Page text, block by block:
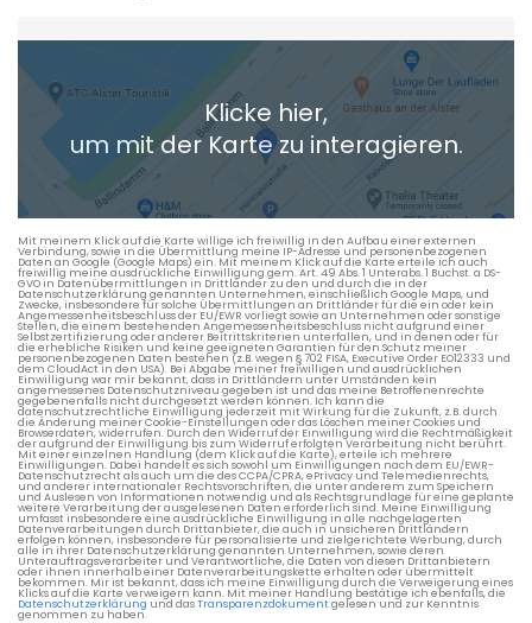
Heimatadresse oder Wunschort
+ Aktuellen Standort hinzufügen
Die berechneten Anreisezeiten basieren auf den
Verkehrsdaten eines typischen Dienstag morgens um 8:30.
Klicke hier,
um mit der Karte zu interagieren.
Mit meinem Klick auf die Karte willige ich freiwillig in den Aufbau einer externen
Verbindung, sowie in die Übermittlung meine IP-Adresse und personenbezogenen
Daten an Google (Google Maps) ein. Mit meinem Klick auf die Karte erteile ich auch
freiwillig meine ausdrückliche Einwilligung gem. Art. 49 Abs. 1 Unterabs. 1 Buchst. a DS-
GVO in Datenübermittlungen in Drittländer zu den und durch die in der
Datenschutzerklärung genannten Unternehmen, einschließlich Google Maps, und
Zwecke, insbesondere für solche Übermittlungen an Drittländer für die ein oder kein
Angemessenheitsbeschluss der EU/EWR vorliegt sowie an Unternehmen oder sonstige
Stellen, die einem bestehenden Angemessenheitsbeschluss nicht aufgrund einer
Selbstzertifizierung oder anderer Beitrittskriterien unterfallen, und in denen oder für
die erhebliche Risiken und keine geeigneten Garantien für den Schutz meiner
personenbezogenen Daten bestehen (z.B. wegen § 702 FISA, Executive Order EO12333 und
dem CloudAct in den USA). Bei Abgabe meiner freiwilligen und ausdrücklichen
Einwilligung war mir bekannt, dass in Drittländern unter Umständen kein
angemessenes Datenschutzniveau gegeben ist und das meine Betroffenenrechte
gegebenenfalls nicht durchgesetzt werden können. Ich kann die
datenschutzrechtliche Einwilligung jederzeit mit Wirkung für die Zukunft, z.B. durch
die Änderung meiner Cookie-Einstellungen oder das Löschen meiner Cookies und
Browserdaten, widerrufen. Durch den Widerruf der Einwilligung wird die Rechtmäßigkeit
der aufgrund der Einwilligung bis zum Widerruf erfolgten Verarbeitung nicht berührt.
Mit einer einzelnen Handlung (dem Klick auf die Karte), erteile ich mehrere
Einwilligungen. Dabei handelt es sich sowohl um Einwilligungen nach dem EU/EWR-
Datenschutzrecht als auch um die des CCPA/CPRA, ePrivacy und Telemedienrechts,
und anderer internationaler Rechtsvorschriften, die unter anderem zum Speichern
und Auslesen von Informationen notwendig und als Rechtsgrundlage für eine geplante
weitere Verarbeitung der ausgelesenen Daten erforderlich sind. Meine Einwilligung
umfasst insbesondere eine ausdrückliche Einwilligung in alle nachgelagerten
Datenverarbeitungen durch Drittanbieter, die auch in unsicheren Drittländern
erfolgen können, insbesondere für personalisierte und zielgerichtete Werbung, durch
alle in ihrer Datenschutzerklärung genannten Unternehmen, sowie deren
Unterauftragsverarbeiter und Verantwortliche, die Daten von diesen Drittanbietern
oder ihnen innerhalb einer Datenverarbeitungskette erhalten oder übermittelt
bekommen. Mir ist bekannt, dass ich meine Einwilligung durch die Verweigerung eines
Klicks auf die Karte verweigern kann. Mit meiner Handlung bestätige ich ebenfalls, die
Datenschutzerklärung und dasTransparenzdokumentgelesen und zur Kenntnis
genommen zu haben.